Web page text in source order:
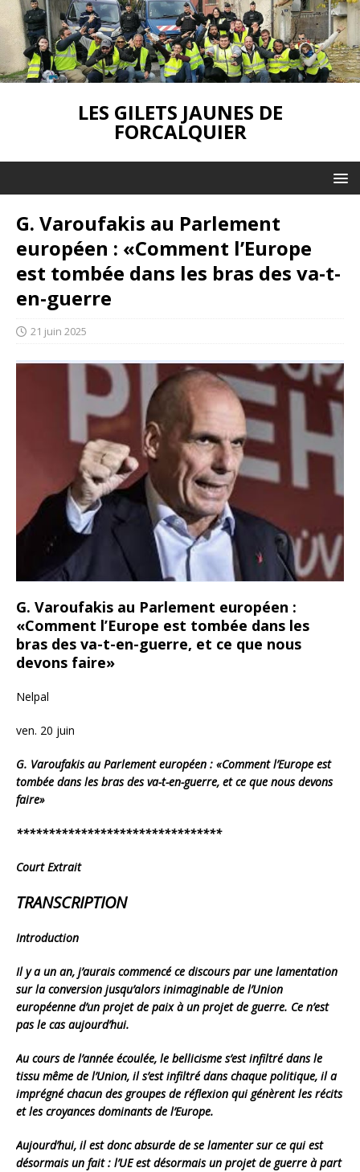
LES GILETS JAUNES DE
FORCALQUIER
G. Varoufakis au Parlement
européen : «Comment l’Europe
est tombée dans les bras des va-t-
en-guerre
21 juin 2025
G. Varoufakis au Parlement européen :
«Comment l’Europe est tombée dans les
bras des va-t-en-guerre, et ce que nous
devons faire»
Nelpal
ven. 20 juin
G. Varoufakis au Parlement européen : «Comment l’Europe est
tombée dans les bras des va-t-en-guerre, et ce que nous devons
faire»
********************************
Court Extrait
TRANSCRIPTION
Introduction
Il y a un an, j’aurais commencé ce discours par une lamentation
sur la conversion jusqu’alors inimaginable de l’Union
européenne d’un projet de paix à un projet de guerre. Ce n’est
pas le cas aujourd’hui.
Au cours de l’année écoulée, le bellicisme s’est infiltré dans le
tissu même de l’Union, il s’est infiltré dans chaque politique, il a
imprégné chacun des groupes de réflexion qui génèrent les récits
et les croyances dominants de l’Europe.
Aujourd’hui, il est donc absurde de se lamenter sur ce qui est
désormais un fait : l’UE est désormais un projet de guerre à part